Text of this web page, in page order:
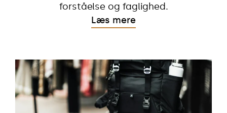
forståelse og faglighed.
Læs mere